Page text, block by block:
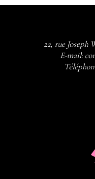
22, rue Joseph
E-mail: